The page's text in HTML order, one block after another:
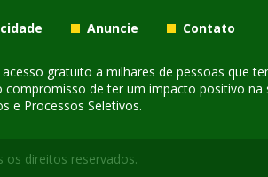
Anuncie Contato
gratuito a milhares de pessoas que
de ter um impacto positivo
e Processos Seletivos.
os direitos reservados.